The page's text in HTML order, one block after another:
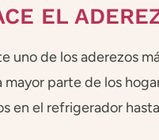
EL
uno de los aderezos
parte de los
en el refrigerador